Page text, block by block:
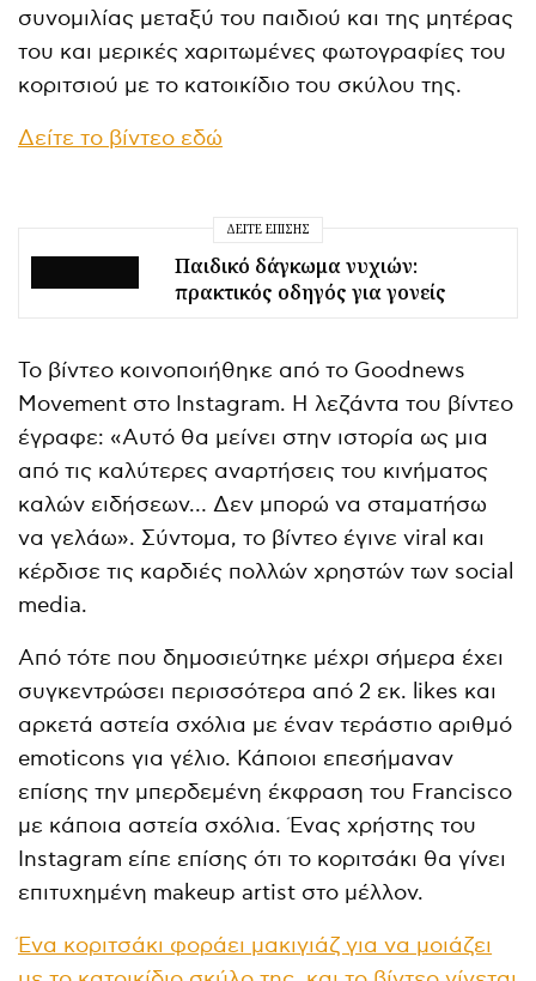
συνομιλίας μεταξύ του παιδιού και της μητέρας
του και μερικές χαριτωμένες φωτογραφίες του
κοριτσιού με το κατοικίδιο του σκύλου της.
Δείτε το βίντεο εδώ
ΔΕΊΤΕ ΕΠΊΣΗΣ
Παιδικό δάγκωμα νυχιών:
πρακτικός οδηγός για γονείς
Το βίντεο κοινοποιήθηκε από το Goodnews
Movement στο Instagram. Η λεζάντα του βίντεο
έγραφε: «Αυτό θα μείνει στην ιστορία ως μια
από τις καλύτερες αναρτήσεις του κινήματος
καλών ειδήσεων… Δεν μπορώ να σταματήσω
να γελάω». Σύντομα, το βίντεο έγινε viral και
κέρδισε τις καρδιές πολλών χρηστών των social
media.
Από τότε που δημοσιεύτηκε μέχρι σήμερα έχει
συγκεντρώσει περισσότερα από 2 εκ. likes και
αρκετά αστεία σχόλια με έναν τεράστιο αριθμό
emoticons για γέλιο. Κάποιοι επεσήμαναν
επίσης την μπερδεμένη έκφραση του Francisco
με κάποια αστεία σχόλια. Ένας χρήστης του
Instagram είπε επίσης ότι το κοριτσάκι θα γίνει
επιτυχημένη makeup artist στο μέλλον.
Ένα κοριτσάκι φοράει μακιγιάζ για να μοιάζει